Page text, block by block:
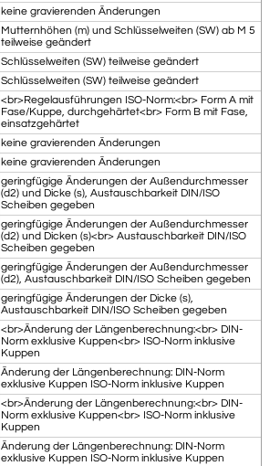
keine gravierenden Änderungen
Mutternhöhen (m) und Schlüsselweiten (SW) ab M 5
teilweise geändert
Schlüsselweiten (SW) teilweise geändert
Schlüsselweiten (SW) teilweise geändert
<br>Regelausführungen ISO-Norm:<br> Form A mit
Fase/Kuppe, durchgehärtet<br> Form B mit Fase,
einsatzgehärtet
keine gravierenden Änderungen
keine gravierenden Änderungen
geringfügige Änderungen der Außendurchmesser
(d2) und Dicke (s), Austauschbarkeit DIN/ISO
Scheiben gegeben
geringfügige Änderungen der Außendurchmesser
(d2) und Dicken (s)<br> Austauschbarkeit DIN/ISO
Scheiben gegeben
geringfügige Änderungen der Außendurchmesser
(d2), Austauschbarkeit DIN/ISO Scheiben gegeben
geringfügige Änderungen der Dicke (s),
Austauschbarkeit DIN/ISO Scheiben gegeben
<br>Änderung der Längenberechnung:<br> DIN-
Norm exklusive Kuppen<br> ISO-Norm inklusive
Kuppen
Änderung der Längenberechnung: DIN-Norm
exklusive Kuppen ISO-Norm inklusive Kuppen
<br>Änderung der Längenberechnung:<br> DIN-
Norm exklusive Kuppen<br> ISO-Norm inklusive
Kuppen
Änderung der Längenberechnung: DIN-Norm
exklusive Kuppen ISO-Norm inklusive Kuppen